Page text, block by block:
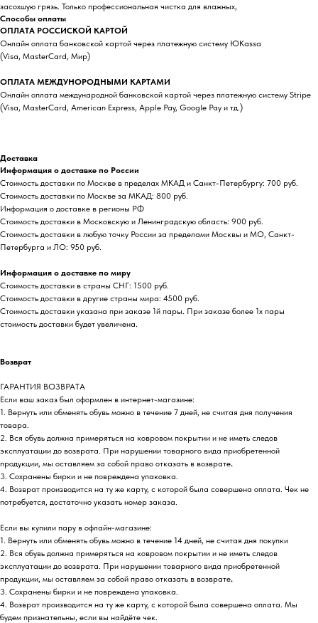
засохшую грязь. Только профессиональная чистка для влажных,
Способы оплаты
ОПЛАТА РОССИСКОЙ КАРТОЙ
Онлайн оплата банковской картой через платежную систему ЮKassa
(Visa, MasterCard, Мир)
ОПЛАТА МЕЖДУНОРОДНЫМИ КАРТАМИ
Онлайн оплата международной банковской картой через платежную систему Stripe
(Visa, MasterCard, American Express, Apple Pay, Google Pay и тд.)
Доставка
Информация о доставке по России
Стоимость доставки по Москве в пределах МКАД и Санкт-Петербургу: 700 руб.
Стоимость доставки по Москве за МКАД: 800 руб.
Информация о доставке в регионы РФ
Стоимость доставки в Московскую и Ленинградскую область: 900 руб.
Стоимость доставки в любую точку России за пределами Москвы и МО, Санкт-
Петербурга и ЛО: 950 руб.
Информация о доставке по миру
Стоимость доставки в страны СНГ: 1500 руб.
Стоимость доставки в другие страны мира: 4500 руб.
Стоимость доставки указана при заказе 1й пары. При заказе более 1х пары
стоимость доставки будет увеличена.
Возврат
ГАРАНТИЯ ВОЗВРАТА
Если ваш заказ был оформлен в интернет-магазине:
1. Вернуть или обменять обувь можно в течение 7 дней, не считая дня получения
товара.
2. Вся обувь должна примеряться на ковровом покрытии и не иметь следов
эксплуатации до возврата. При нарушении товарного вида приобретенной
продукции, мы оставляем за собой право отказать в возврате.
3. Сохранены бирки и не повреждена упаковка.
4. Возврат производится на ту же карту, с которой была совершена оплата. Чек не
потребуется, достаточно указать номер заказа.
Если вы купили пару в офлайн-магазине:
1. Вернуть или обменять обувь можно в течение 14 дней, не считая дня покупки
2. Вся обувь должна примеряться на ковровом покрытии и не иметь следов
эксплуатации до возврата. При нарушении товарного вида приобретенной
продукции, мы оставляем за собой право отказать в возврате.
3. Сохранены бирки и не повреждена упаковка.
4. Возврат производится на ту же карту, с которой была совершена оплата. Мы
будем признательны, если вы найдёте чек.